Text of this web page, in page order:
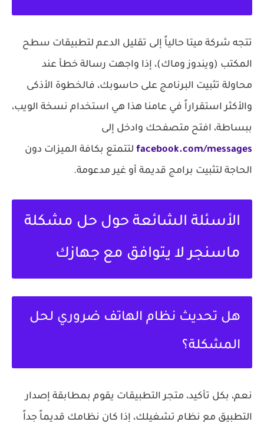
تتجه شركة ميتا حالياً إلى تقليل الدعم لتطبيقات سطح
المكتب (ويندوز وماك)، إذا واجهت رسالة خطأ عند
محاولة تثبيت البرنامج على حاسوبك، فالخطوة الأذكى
والأكثر استقراراً في عامنا هذا هي استخدام نسخة الويب،
ببساطة، افتح متصفحك وادخل إلى
facebook.com/messages لتتمتع بكافة الميزات دون
الحاجة لتثبيت برامج قديمة أو غير مدعومة.
الأسئلة الشائعة حول حل مشكلة
ماسنجر لا يتوافق مع جهازك
هل تحديث نظام الهاتف ضروري لحل
المشكلة؟
نعم، بكل تأكيد، متجر التطبيقات يقوم بمطابقة إصدار
التطبيق مع نظام تشغيلك، إذا كان نظامك قديماً جداً